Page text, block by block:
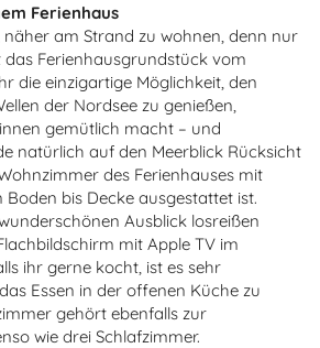
Ferienhaus
am Strand zu wohnen, denn nur
das Ferienhausgrundstück vom
die einzigartige Möglichkeit, den
der Nordsee zu genießen,
gemütlich macht – und
natürlich auf den Meerblick Rücksicht
des Ferienhauses mit
bis Decke ausgestattet ist.
Ausblick losreißen
mit Apple TV im
ihr gerne kocht, ist es sehr
Essen in der offenen Küche zu
gehört ebenfalls zur
wie drei Schlafzimmer.